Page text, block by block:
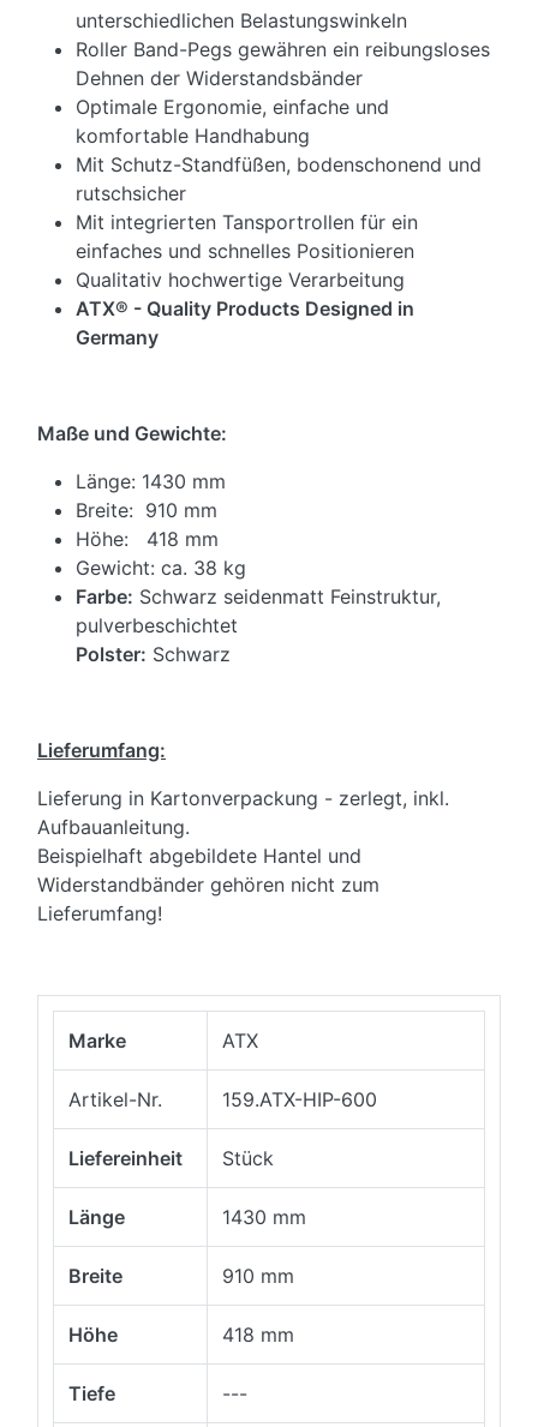
unterschiedlichen Belastungswinkeln
Roller Band-Pegs gewähren ein reibungsloses
Dehnen der Widerstandsbänder
Optimale Ergonomie, einfache und
komfortable Handhabung
Mit Schutz-Standfüßen, bodenschonend und
rutschsicher
Mit integrierten Tansportrollen für ein
einfaches und schnelles Positionieren
Qualitativ hochwertige Verarbeitung
ATX® - Quality Products Designed in
Germany
Maße und Gewichte:
Länge: 1430 mm
Breite: 910 mm
Höhe: 418 mm
Gewicht: ca. 38 kg
Farbe: Schwarz seidenmatt Feinstruktur,
pulverbeschichtet
Polster: Schwarz
Lieferumfang:
Lieferung in Kartonverpackung - zerlegt, inkl.
Aufbauanleitung.
Beispielhaft abgebildete Hantel und
Widerstandbänder gehören nicht zum
Lieferumfang!
Marke ATX
Artikel-Nr. 159.ATX-HIP-600
Liefereinheit Stück
Länge 1430 mm
Breite 910 mm
Höhe 418 mm
Tiefe ---